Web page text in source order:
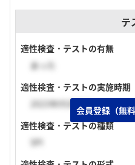
テ
適性検査・テストの有無
あった
適性検査・テストの実施時期
2023年05月下旬
適性検査・テストの種類
SPI
会員登録（無